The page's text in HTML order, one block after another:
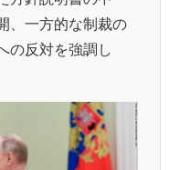
、一方的な制裁の
の反対を強調し